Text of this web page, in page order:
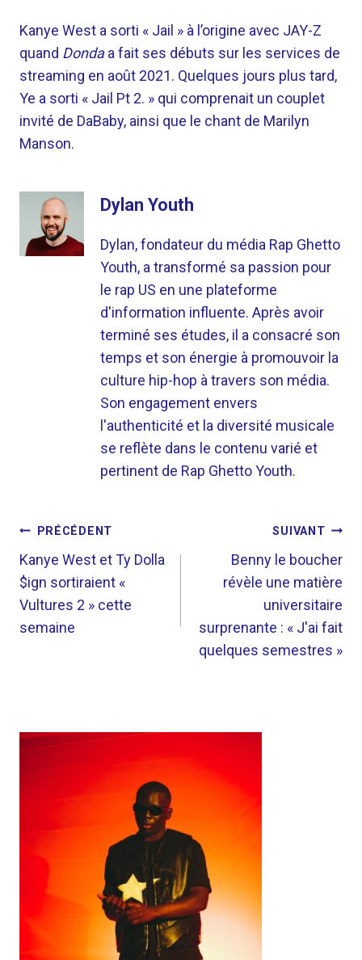
Kanye West a sorti « Jail » à l’origine avec JAY-Z
quand Dondaa fait ses débuts sur les services de
streaming en août 2021. Quelques jours plus tard,
Ye a sorti « Jail Pt 2. » qui comprenait un couplet
invité de DaBaby, ainsi que le chant de Marilyn
Manson.
Dylan Youth
Dylan, fondateur du média Rap Ghetto
Youth, a transformé sa passion pour
le rap US en une plateforme
d'information influente. Après avoir
terminé ses études, il a consacré son
temps et son énergie à promouvoir la
culture hip-hop à travers son média.
Son engagement envers
l'authenticité et la diversité musicale
se reflète dans le contenu varié et
pertinent de Rap Ghetto Youth.
NAVIGATION
DE
L’ARTICLE
PRÉCÉDENT
Kanye West et Ty Dolla
$ign sortiraient «
Vultures 2 » cette
semaine
SUIVANT
Benny le boucher
révèle une matière
universitaire
surprenante : « J'ai fait
quelques semestres »